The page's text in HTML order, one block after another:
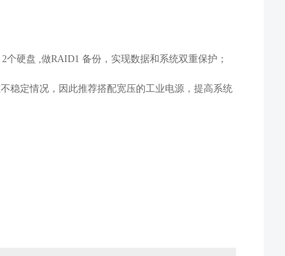
2个硬盘 ,做RAID1 备份，实现数据和系统双重保护；
稳定情况，因此推荐搭配宽压的工业电源，提高系统